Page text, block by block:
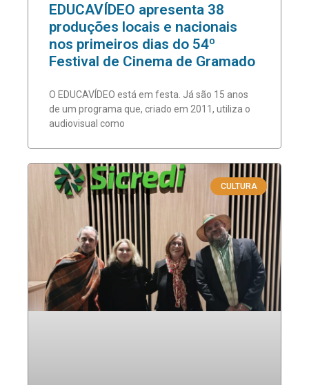
EDUCAVÍDEO apresenta 38
produções locais e nacionais
nos primeiros dias do 54º
Festival de Cinema de Gramado
O EDUCAVÍDEO está em festa. Já são 15 anos
de um programa que, criado em 2011, utiliza o
audiovisual como
CULTURA